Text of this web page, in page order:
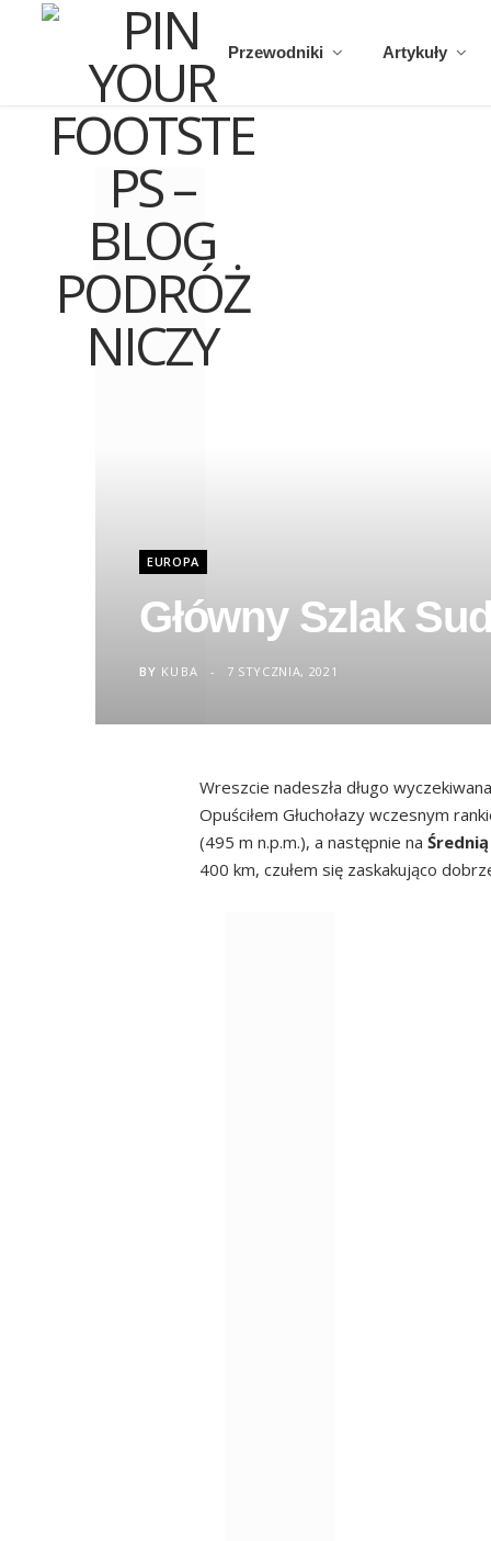
Przewodniki Artykuły
EUROPA
Główny Szlak
BY KUBA 7 STYCZNIA, 2021
Wreszcie nadeszła długo
Opuściłem Głuchołazy wczesnym
(495 m n.p.m.), a następnie na
400 km, czułem się zaskakująco